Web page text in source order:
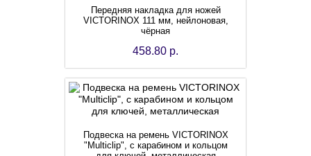
Передняя накладка для ножей
VICTORINOX 111 мм, нейлоновая,
чёрная
458.80 р.
Подвеска на ремень VICTORINOX
"Multiclip", с карабином и кольцом